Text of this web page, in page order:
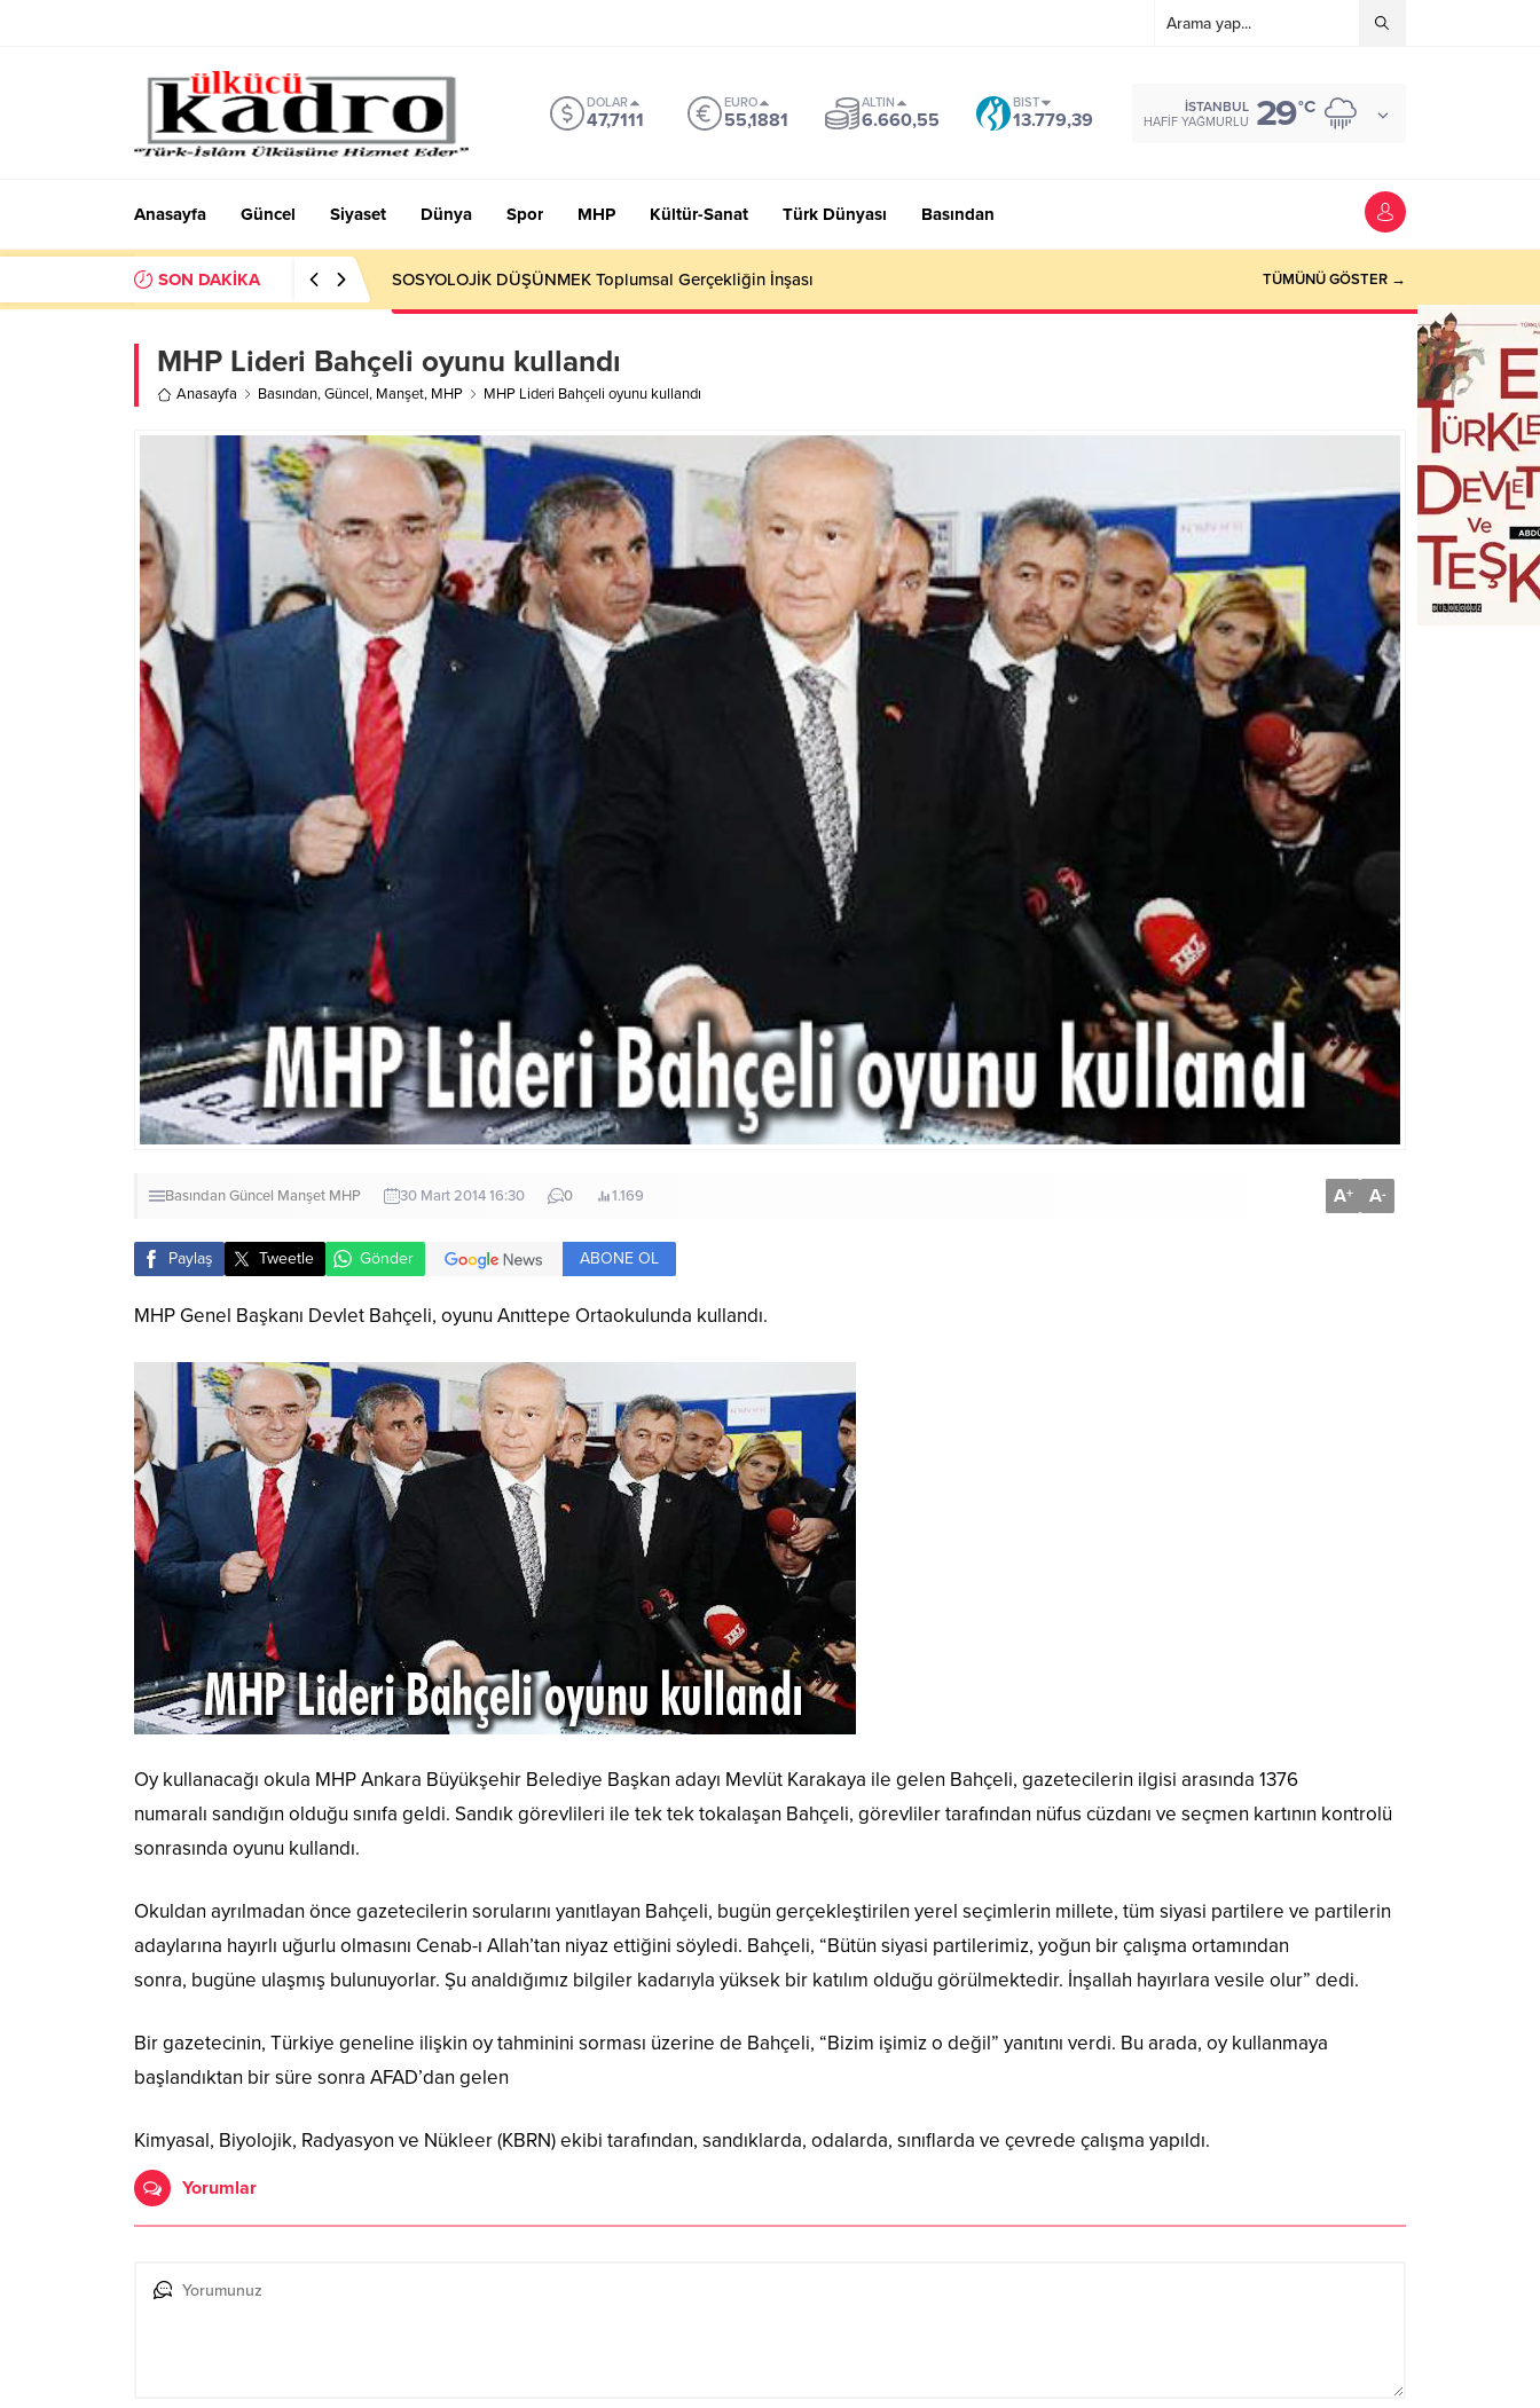
DOLAR
47,7111
EURO
55,1881
ALTIN
6.660,55
BIST
13.779,39
İSTANBUL
HAFIF YAĞMURLU 29°C
Anasayfa Güncel Siyaset Dünya Spor MHP Kültür-Sanat Türk Dünyası Basından
SON DAKİKA SOSYOLOJİK DÜŞÜNMEK Toplumsal Gerçekliğin İnşası TÜMÜNÜ GÖSTER →
MHP Lideri Bahçeli oyunu kullandı
Anasayfa Basından,Güncel, Manşet, MHP MHP Lideri Bahçeli oyunu kullandı
BasındanGüncel Manşet MHP 30 Mart 2014 16:30 0 1.169 A+ A-
Paylaş Tweetle Gönder ABONE OL
MHP Genel Başkanı Devlet Bahçeli, oyunu Anıttepe Ortaokulunda kullandı.
Oy kullanacağı okula MHP Ankara Büyükşehir Belediye Başkan adayı Mevlüt Karakaya ile gelen Bahçeli, gazetecilerin ilgisi arasında 1376
numaralı sandığın olduğu sınıfa geldi. Sandık görevlileri ile tek tek tokalaşan Bahçeli, görevliler tarafından nüfus cüzdanı ve seçmen kartının kontrolü
sonrasında oyunu kullandı.
Okuldan ayrılmadan önce gazetecilerin sorularını yanıtlayan Bahçeli, bugün gerçekleştirilen yerel seçimlerin millete, tüm siyasi partilere ve partilerin
adaylarına hayırlı uğurlu olmasını Cenab-ı Allah’tan niyaz ettiğini söyledi. Bahçeli, “Bütün siyasi partilerimiz, yoğun bir çalışma ortamından
sonra, bugüne ulaşmış bulunuyorlar. Şu analdığımız bilgiler kadarıyla yüksek bir katılım olduğu görülmektedir. İnşallah hayırlara vesile olur” dedi.
Bir gazetecinin, Türkiye geneline ilişkin oy tahminini sorması üzerine de Bahçeli, “Bizim işimiz o değil” yanıtını verdi. Bu arada, oy kullanmaya
başlandıktan bir süre sonra AFAD’dan gelen
Kimyasal, Biyolojik, Radyasyon ve Nükleer (KBRN) ekibi tarafından, sandıklarda, odalarda, sınıflarda ve çevrede çalışma yapıldı.
Yorumlar